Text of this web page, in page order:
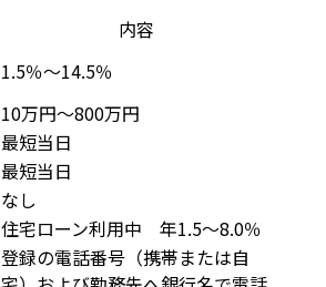
内容
1.5％～14.5％
10万円～800万円
最短当日
最短当日
なし
住宅ローン利用中 年1.5〜8.0％
登録の電話番号（携帯または自